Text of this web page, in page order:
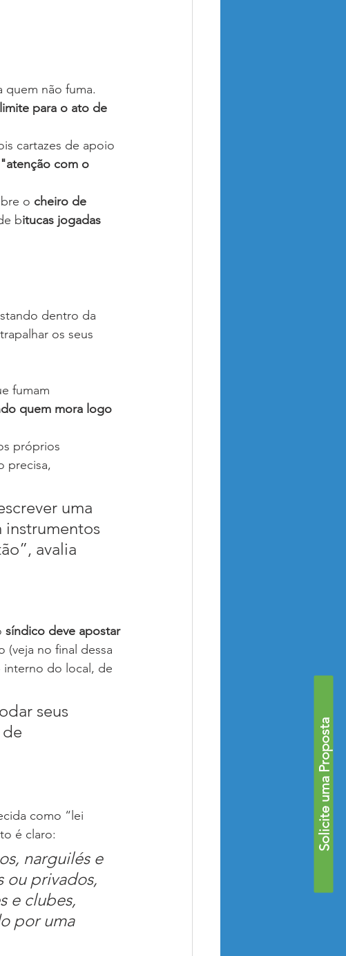
Solicite uma Proposta
não fuma.
limite para o ato de
cartazes de apoio
com o
o cheiro de
bitucas jogadas
dentro da
os seus
fumam
quem mora logo
próprios
precisa,
uma
instrumentos
avalia
síndico deve apostar
(veja no final dessa
interno do local, de
seus
como “lei
é claro:
narguilés e
ou privados,
e clubes,
por uma